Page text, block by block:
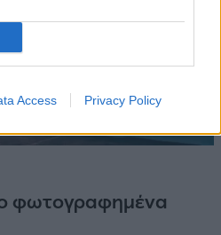
Access Privacy Policy
φωτογραφημένα